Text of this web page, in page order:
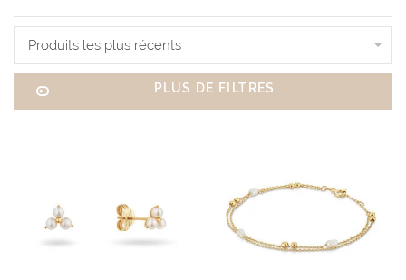
Produits les plus récents
PLUS DE FILTRES